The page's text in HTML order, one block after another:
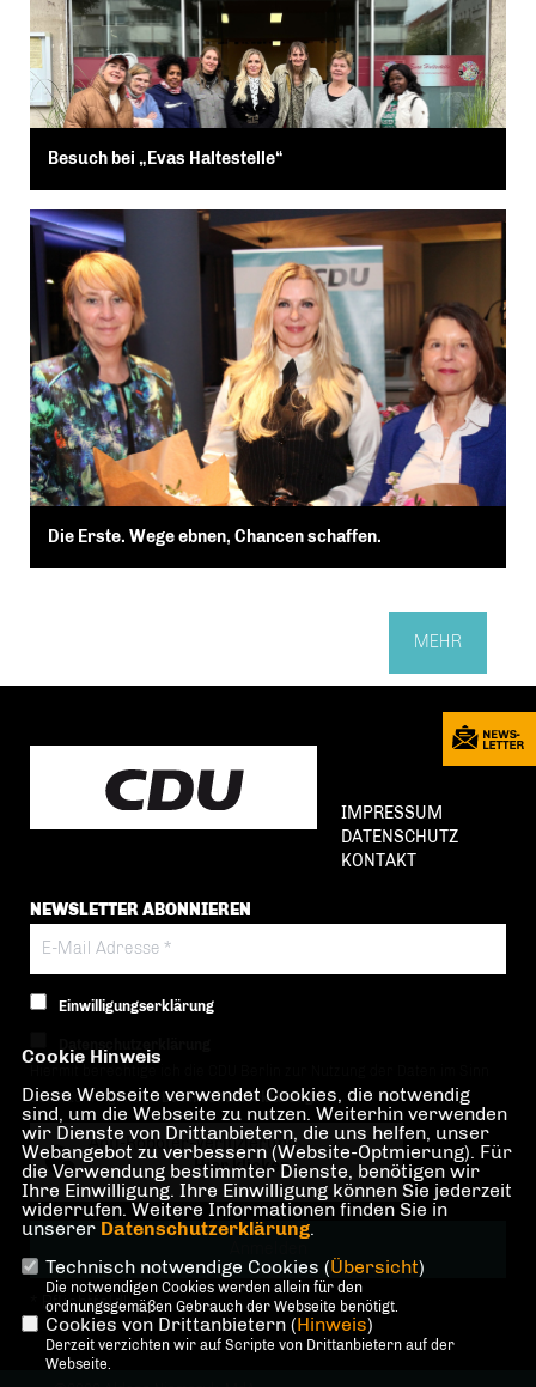
Besuch bei „Evas Haltestelle“
Die Erste. Wege ebnen, Chancen schaffen.
MEHR
IMPRESSUM
DATENSCHUTZ
KONTAKT
NEWSLETTER ABONNIEREN
Einwilligungserklärung
der nachfolgenden Datenschutzerklärung.*
Anti-Roboter-Verifizierung
Hier klicken
Friendly Captcha ⇗
* Pflichtfeld!
Cookie Hinweis
Diese Webseite verwendet Cookies, die notwendig
sind, um die Webseite zu nutzen. Weiterhin verwenden
wir Dienste von Drittanbietern, die uns helfen, unser
Webangebot zu verbessern (Website-Optmierung). Für
die Verwendung bestimmter Dienste, benötigen wir
Ihre Einwilligung. Ihre Einwilligung können Sie jederzeit
widerrufen. Weitere Informationen finden Sie in
unserer Datenschutzerklärung.
Technisch notwendige Cookies (Übersicht)
Die notwendigen Cookies werden allein für den
ordnungsgemäßen Gebrauch der Webseite benötigt.
Cookies von Drittanbietern (Hinweis)
Derzeit verzichten wir auf Scripte von Drittanbietern auf der
Webseite.